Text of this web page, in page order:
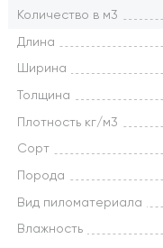
Количество в м3
Длина
Ширина
Толщина
Плотность кг/м3
Сорт
Порода
Вид пиломатериала
Влажность